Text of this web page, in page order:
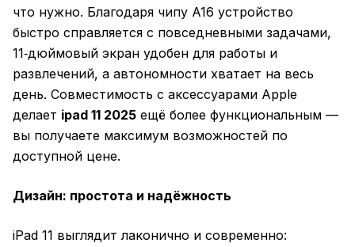
что нужно. Благодаря чипу A16 устройство
быстро справляется с повседневными задачами,
11‑дюймовый экран удобен для работы и
развлечений, а автономности хватает на весь
день. Совместимость с аксессуарами Apple
делает ipad 11 2025 ещё более функциональным —
вы получаете максимум возможностей по
доступной цене.
Дизайн: простота и надёжность
iPad 11 выглядит лаконично и современно: